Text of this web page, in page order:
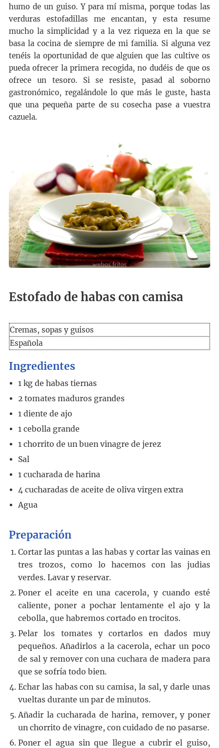
humo de un guiso. Y para mí misma, porque todas las
verduras estofadillas me encantan, y esta resume
mucho la simplicidad y a la vez riqueza en la que se
basa la cocina de siempre de mi familia. Si alguna vez
tenéis la oportunidad de que alguien que las cultive os
pueda ofrecer la primera recogida, no dudéis de que os
ofrece un tesoro. Si se resiste, pasad al soborno
gastronómico, regalándole lo que más le guste, hasta
que una pequeña parte de su cosecha pase a vuestra
cazuela.
Estofado de habas con camisa
Cremas, sopas y guisos
Española
Ingredientes
1 kg de habas tiernas
2 tomates maduros grandes
1 diente de ajo
1 cebolla grande
1 chorrito de un buen vinagre de jerez
Sal
1 cucharada de harina
4 cucharadas de aceite de oliva virgen extra
Agua
Preparación
Cortar las puntas a las habas y cortar las vainas en
tres trozos, como lo hacemos con las judias
verdes. Lavar y reservar.
Poner el aceite en una cacerola, y cuando esté
caliente, poner a pochar lentamente el ajo y la
cebolla, que habremos cortado en trocitos.
Pelar los tomates y cortarlos en dados muy
pequeños. Añadirlos a la cacerola, echar un poco
de sal y remover con una cuchara de madera para
que se sofría todo bien.
Echar las habas con su camisa, la sal, y darle unas
vueltas durante un par de minutos.
Añadir la cucharada de harina, remover, y poner
un chorrito de vinagre, con cuidado de no pasarse.
Poner el agua sin que llegue a cubrir el guiso,